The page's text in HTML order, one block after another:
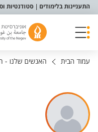
תפריט נגישות
התעניינות בלימודים סטודנטיות
עמוד הבית האנשים שלנו -